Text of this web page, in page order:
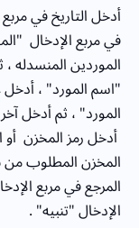
أدخل التاريخ في
في مربع الإدخال
الموردين المنسدله
"اسم المورد" ، أدخل
المورد" ، ثم أدخل
أدخل رمز المخزن
المخزن المطلوب من
المرجع في مربع
الإدخال "تنبيه" .